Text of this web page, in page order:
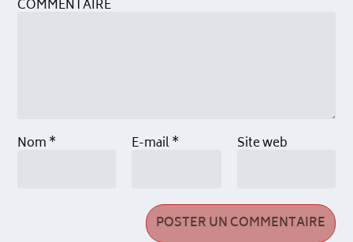
COMMENTAIRE
Nom* E-mail* Site web